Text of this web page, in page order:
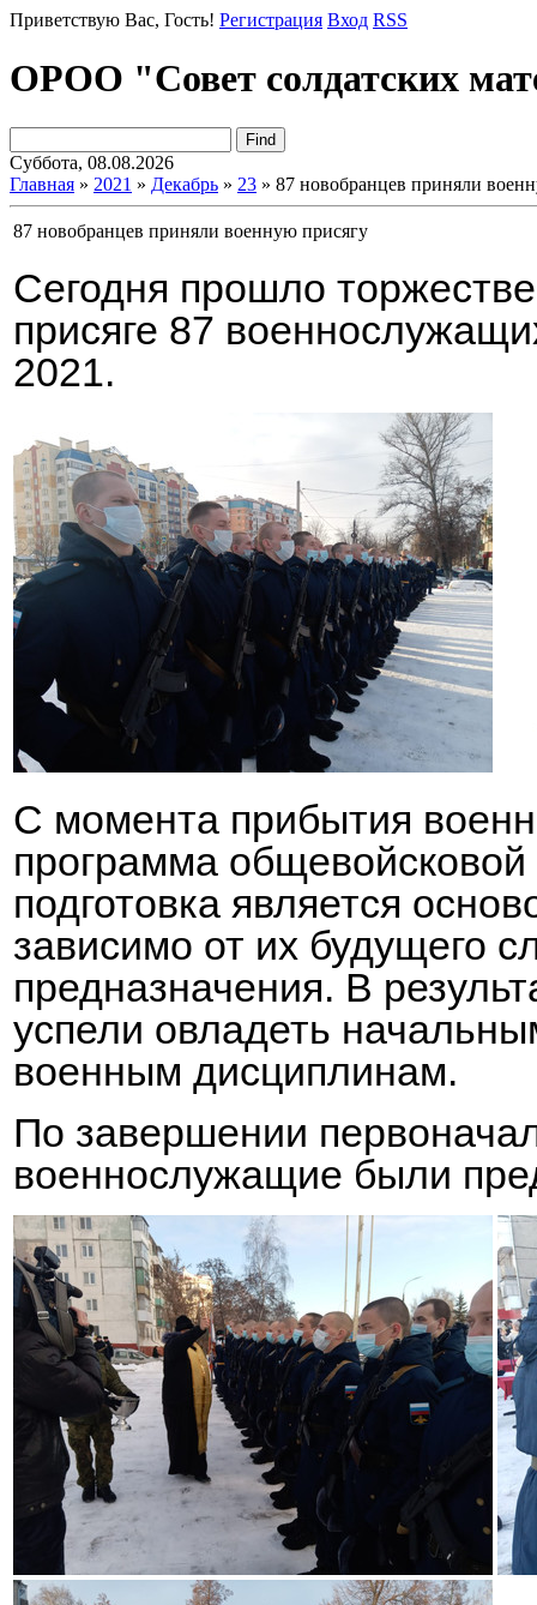
Приветствую Вас, Гость! Регистрация Вход RSS
ОРОО "Совет солдатских
Суббота, 08.08.2026
Главная » 2021 » Декабрь » 23 » 87 новобранцев приняли
87 новобранцев приняли военную присягу
Сегодня прошло
присяге 87
2021.
С момента прибытия
программа
подготовка является
зависимо от их будущего
предназначения. В
успели овладеть
военным дисциплинам.
По завершении
военнослужащие были